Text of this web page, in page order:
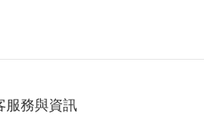
服務與資訊